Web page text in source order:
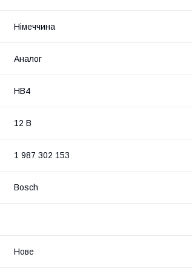
Німеччина
Аналог
HB4
12 В
1 987 302 153
Bosch
Нове